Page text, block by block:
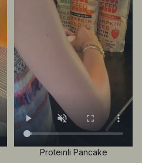
Proteinli Pancake